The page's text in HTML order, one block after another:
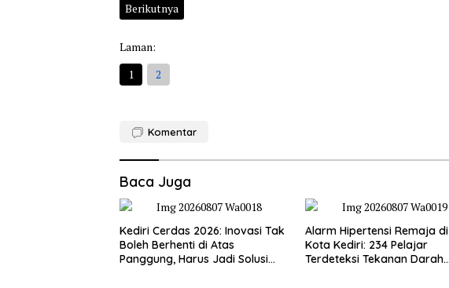
Berikutnya
Laman:
1
2
Komentar
Baca Juga
Kediri Cerdas 2026: Inovasi Tak
Boleh Berhenti di Atas
Panggung, Harus Jadi Solusi
Alarm Hipertensi Remaja di
Kota Kediri: 234 Pelajar
Terdeteksi Tekanan Darah